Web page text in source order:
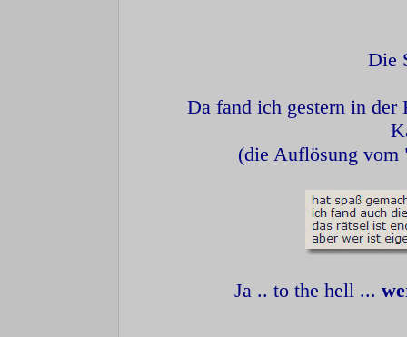
Die
Da fand ich gestern in
(die Auflösung vom
Ja .. to the hell ...